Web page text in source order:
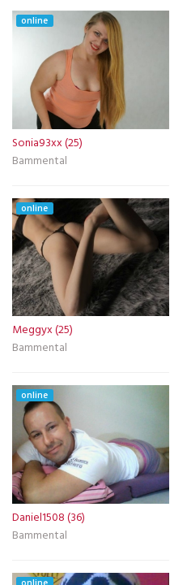
online
Sonia93xx (25)
Bammental
online
Meggyx (25)
Bammental
online
Daniel1508 (36)
Bammental
online